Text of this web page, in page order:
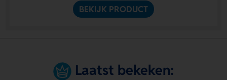
BEKIJK PRODUCT
Laatst bekeken: